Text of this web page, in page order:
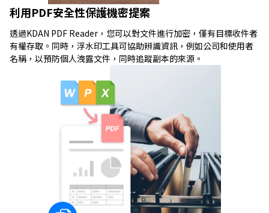
利用PDF安全性保護機密提案
透過KDAN PDF Reader，您可以對文件進行加密，僅有目標收件者
有權存取。同時，浮水印工具可協助辨識資訊，例如公司和使用者
名稱，以預防個人洩露文件，同時追蹤副本的來源。